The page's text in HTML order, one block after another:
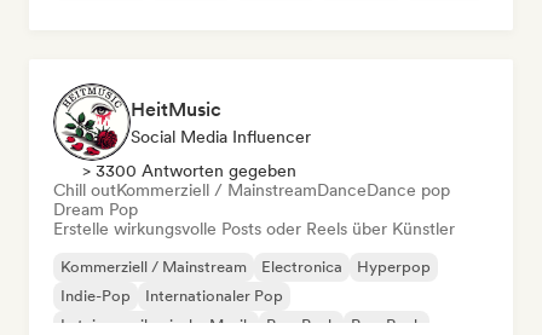
HeitMusic
Social Media Influencer
> 3300 Antworten gegeben
Chill outKommerziell / MainstreamDanceDance pop
Dream Pop
Erstelle wirkungsvolle Posts oder Reels über Künstler
Kommerziell / Mainstream Electronica
Hyperpop
Indie-Pop
Internationaler Pop
Lateinamerikanische Musik
Pop-Punk Pop-Rock